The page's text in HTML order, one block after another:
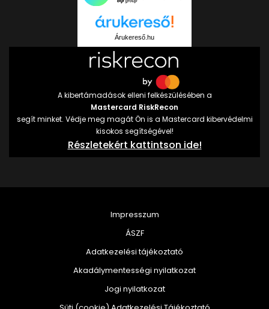
Árukereső.hu
A kibertámadások elleni felkészülésében a
Mastercard RiskRecon
segít minket. Védje meg magát Ön is a Mastercard kibervédelmi
kisokos segítségével!
Részletekért kattintson ide!
Impresszum
ÁSZF
Adatkezelési tájékoztató
Akadálymentességi nyilatkozat
Jogi nyilatkozat